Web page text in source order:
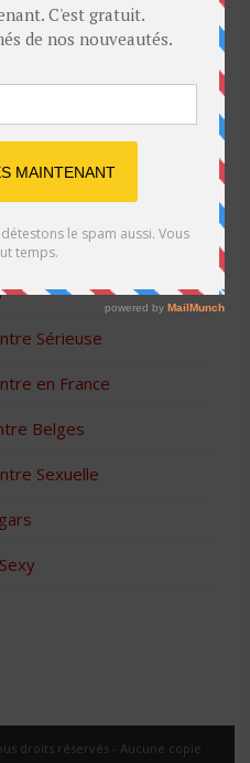
Échangistes
Sérieuse
en France
Belges
Sexuelle
droits réservés - Aucune copie